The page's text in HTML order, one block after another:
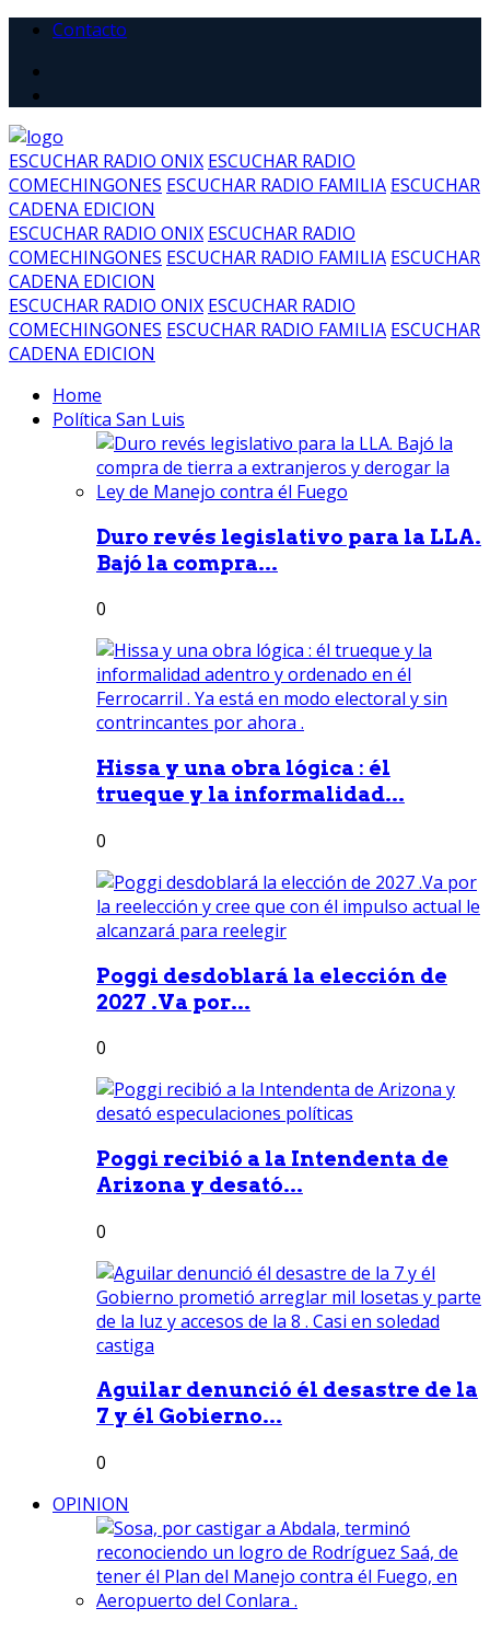
Contacto
ESCUCHAR RADIO ONIX ESCUCHAR RADIO
COMECHINGONES ESCUCHAR RADIO FAMILIA ESCUCHAR
CADENA EDICION
ESCUCHAR RADIO ONIX ESCUCHAR RADIO
COMECHINGONES ESCUCHAR RADIO FAMILIA ESCUCHAR
CADENA EDICION
ESCUCHAR RADIO ONIX ESCUCHAR RADIO
COMECHINGONES ESCUCHAR RADIO FAMILIA ESCUCHAR
CADENA EDICION
Home
Política San Luis
Duro revés legislativo para la LLA.
Bajó la compra...
0
Hissa y una obra lógica : él
trueque y la informalidad...
0
Poggi desdoblará la elección de
2027 .Va por...
0
Poggi recibió a la Intendenta de
Arizona y desató...
0
Aguilar denunció él desastre de la
7 y él Gobierno...
0
OPINION